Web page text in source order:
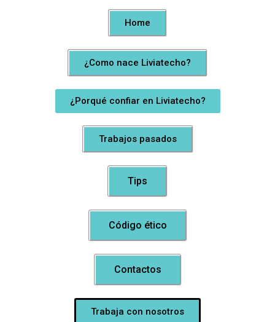
Home
¿Como nace Liviatecho?
¿Porqué confiar en Liviatecho?
Trabajos pasados
Tips
Código ético
Contactos
Trabaja con nosotros